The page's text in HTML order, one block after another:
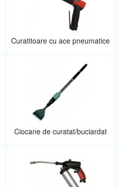
Curatitoare cu ace pneumatice
Ciocane de curatat/buciardat